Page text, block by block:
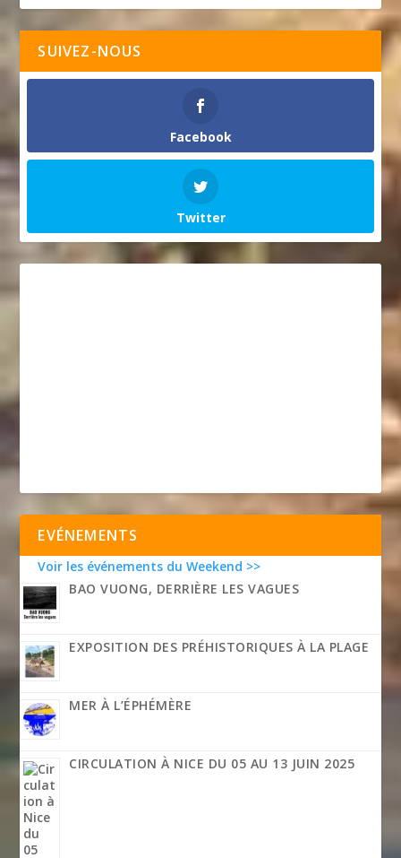
SUIVEZ-NOUS
Facebook
Twitter
EVÉNEMENTS
Voir les événements du Weekend >>
BAO VUONG, DERRIÈRE LES VAGUES
EXPOSITION DES PRÉHISTORIQUES À LA PLAGE
MER À L’ÉPHÉMÈRE
CIRCULATION À NICE DU 05 AU 13 JUIN 2025